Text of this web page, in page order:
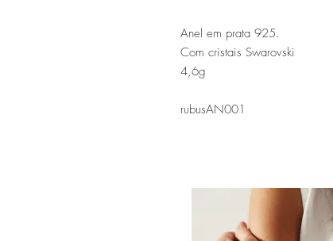
Anel em prata 925.
Com cristais Swarovski
4,6g
rubusAN001